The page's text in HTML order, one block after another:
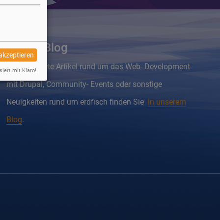
Drupal Blog
Wissenswerte Artikel rund um das Web- Development
mit Drupal, Community- Events oder sonstige
Neuigkeiten rund um erdfisch finden Sie in unserem
Blog.
mit Klaro!